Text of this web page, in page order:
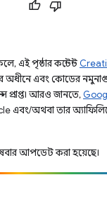
এই পৃষ্ঠার কন্টেন্ট
অধীনে এবং কোডের
প্রাপ্ত। আরও জানতে,
এবং/অথবা তার
আপডেট করা হয়েছে।